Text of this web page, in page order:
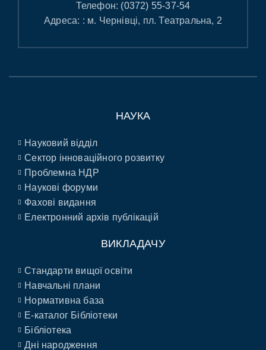
Телефон: (0372) 55-37-54
Адреса: : м. Чернівці, пл. Театральна, 2
НАУКА
Науковий відділ
Сектор інноваційного розвитку
Проблемна НДР
Наукові форуми
Фахові видання
Електронний архів публікацій
ВИКЛАДАЧУ
Стандарти вищої освіти
Навчальні плани
Нормативна база
E-каталог Бібліотеки
Бібліотека
Дні народження